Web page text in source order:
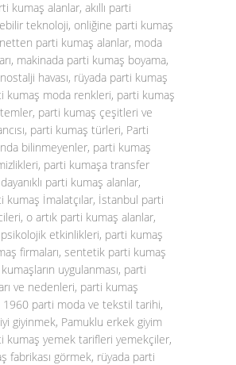
kumaş alanlar, akıllı parti
teknoloji, onliğine parti kumaş
parti kumaş alanlar, moda
makinada parti kumaş boyama,
havası, rüyada parti kumaş
kumaş moda renkleri, parti kumaş
parti kumaş çeşitleri ve
parti kumaş türleri, Parti
bilinmeyenler, parti kumaş
parti kumaşa transfer
parti kumaş alanlar,
kumaş İmalatçılar, İstanbul parti
o artık parti kumaş alanlar,
etkinlikleri, parti kumaş
firmaları, sentetik parti kumaş
uygulanması, parti
ve nedenleri, parti kumaş
1960 parti moda ve tekstil tarihi,
giyinmek, Pamuklu erkek giyim
kumaş yemek tarifleri yemekçiler,
fabrikası görmek, rüyada parti